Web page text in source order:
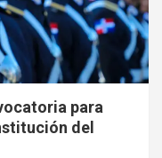
para
del